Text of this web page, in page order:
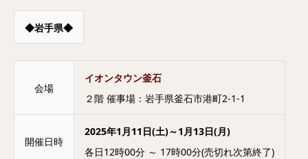
◆岩手県◆
会場
イオンタウン釜石
２階 催事場：岩手県釜石市港町2-1-1
開催日時
2025年1月11日(土)～1月13日(月)
各日12時00分 ～ 17時00分(売切れ次第終了)